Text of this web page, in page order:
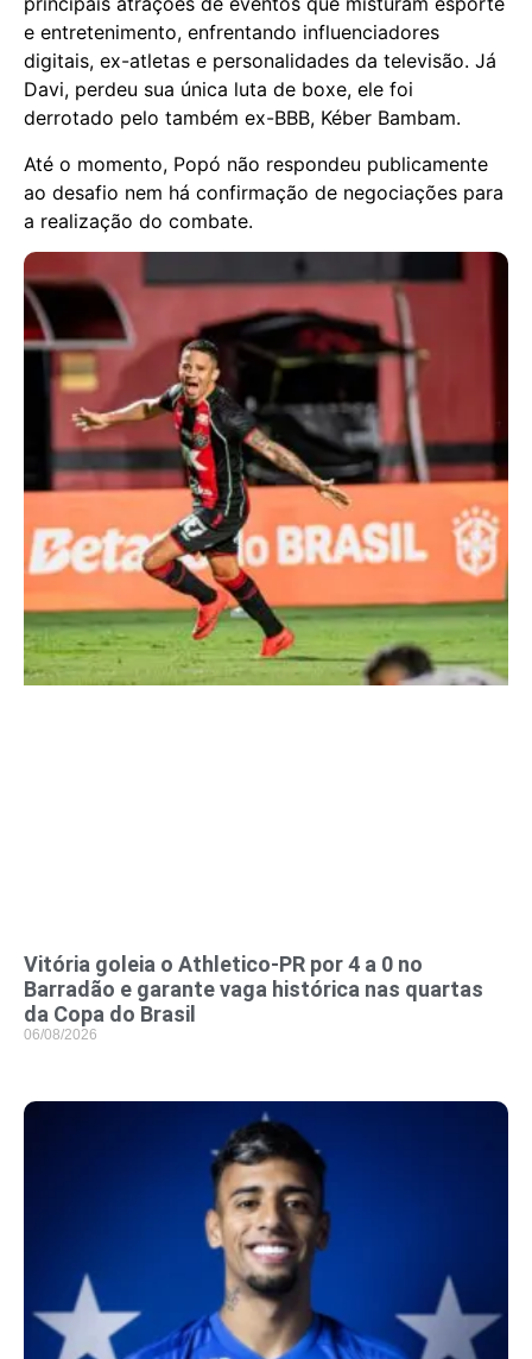
e entretenimento, enfrentando influenciadores
digitais, ex-atletas e personalidades da televisão. Já
Davi, perdeu sua única luta de boxe, ele foi
derrotado pelo também ex-BBB, Kéber Bambam.
Até o momento, Popó não respondeu publicamente
ao desafio nem há confirmação de negociações para
a realização do combate.
Vitória goleia o Athletico-PR por 4 a 0 no
Barradão e garante vaga histórica nas quartas
da Copa do Brasil
06/08/2026